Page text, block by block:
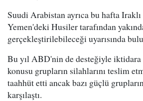
Suudi Arabistan ayrıca bu hafta
Yemen'deki Husiler tarafından
gerçekleştirilebileceği uyarısında
Bu yıl ABD'nin de desteğiyle iktidara
konusu grupların silahlarını teslim
taahhüt etti ancak bazı güçlü
karşılaştı.